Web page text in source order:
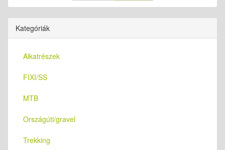
Kategóriák
Alkatrészek
FIXI/SS
MTB
Országúti/gravel
Trekking